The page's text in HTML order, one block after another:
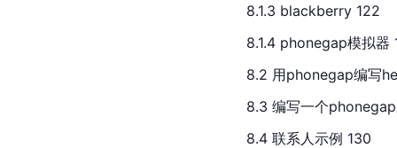
8.1.3 blackberry 122
8.1.4 phonegap模拟器
8.2 用phonegap编写
8.3 编写一个
8.4 联系人示例 130